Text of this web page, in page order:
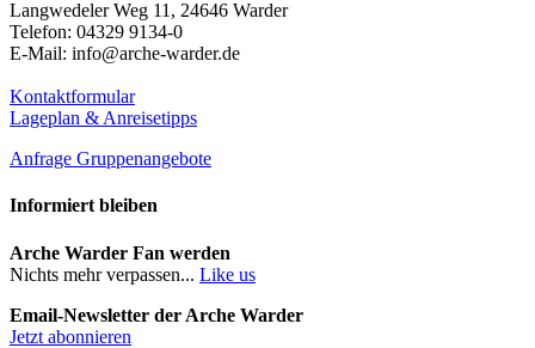
Langwedeler Weg 11, 24646 Warder
Telefon: 04329 9134-0
E-Mail: info@arche-warder.de
Kontaktformular
Lageplan & Anreisetipps
Anfrage Gruppenangebote
Informiert bleiben
Arche Warder Fan werden
Nichts mehr verpassen... Like us
Email-Newsletter der Arche Warder
Jetzt abonnieren